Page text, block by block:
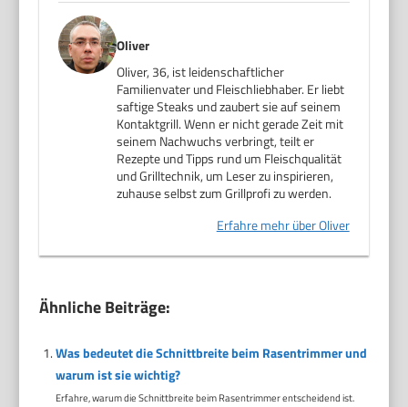
Oliver
Oliver, 36, ist leidenschaftlicher
Familienvater und Fleischliebhaber. Er liebt
saftige Steaks und zaubert sie auf seinem
Kontaktgrill. Wenn er nicht gerade Zeit mit
seinem Nachwuchs verbringt, teilt er
Rezepte und Tipps rund um Fleischqualität
und Grilltechnik, um Leser zu inspirieren,
zuhause selbst zum Grillprofi zu werden.
Erfahre mehr über Oliver
Ähnliche Beiträge:
Was bedeutet die Schnittbreite beim Rasentrimmer und
warum ist sie wichtig?
Erfahre, warum die Schnittbreite beim Rasentrimmer entscheidend ist.